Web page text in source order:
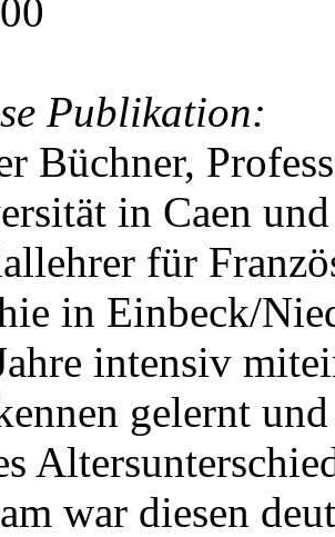
Publikation:
Büchner,
in Caen
für
in Einbeck/
intensiv
gelernt
war diesen